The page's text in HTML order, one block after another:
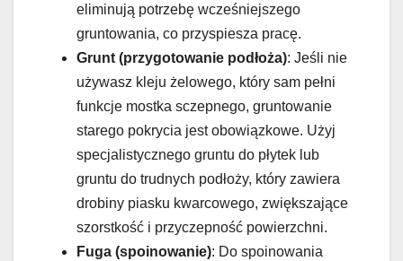
eliminują potrzebę wcześniejszego
gruntowania, co przyspiesza pracę.
Grunt (przygotowanie podłoża): Jeśli nie
używasz kleju żelowego, który sam pełni
funkcje mostka sczepnego, gruntowanie
starego pokrycia jest obowiązkowe. Użyj
specjalistycznego gruntu do płytek lub
gruntu do trudnych podłoży, który zawiera
drobiny piasku kwarcowego, zwiększające
szorstkość i przyczepność powierzchni.
Fuga (spoinowanie): Do spoinowania